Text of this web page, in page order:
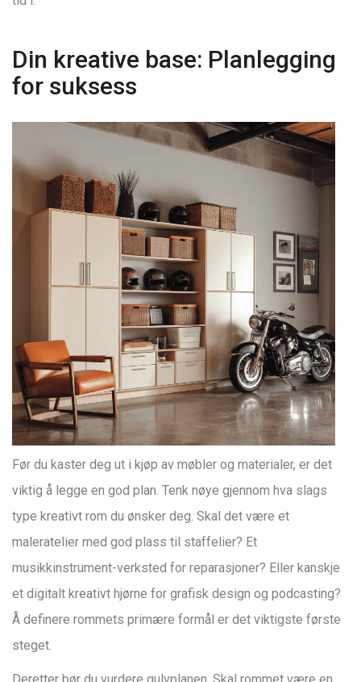
Din kreative base: Planlegging
for suksess
Før du kaster deg ut i kjøp av møbler og materialer, er det
viktig å legge en god plan. Tenk nøye gjennom hva slags
type kreativt rom du ønsker deg. Skal det være et
maleratelier med god plass til staffelier? Et
musikkinstrument-verksted for reparasjoner? Eller kanskje
et digitalt kreativt hjørne for grafisk design og podcasting?
Å definere rommets primære formål er det viktigste første
steget.